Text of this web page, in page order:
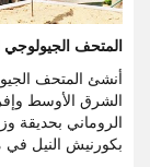
المتحف
الشرق الأوسط
الروماني بحديقة
بكورنيش النيل في